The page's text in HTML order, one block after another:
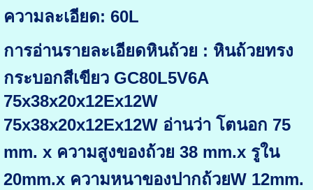
ความละเอียด: 60L
การอ่านรายละเอียดหินถ้วย : หินถ้วยทรง
กระบอกสีเขียว GC80L5V6A
75x38x20x12Ex12W
75x38x20x12Ex12W อ่านว่า โตนอก 75
mm. x ความสูงของถ้วย 38 mm.x รูใน
20mm.x ความหนาของปากถ้วยW 12mm.